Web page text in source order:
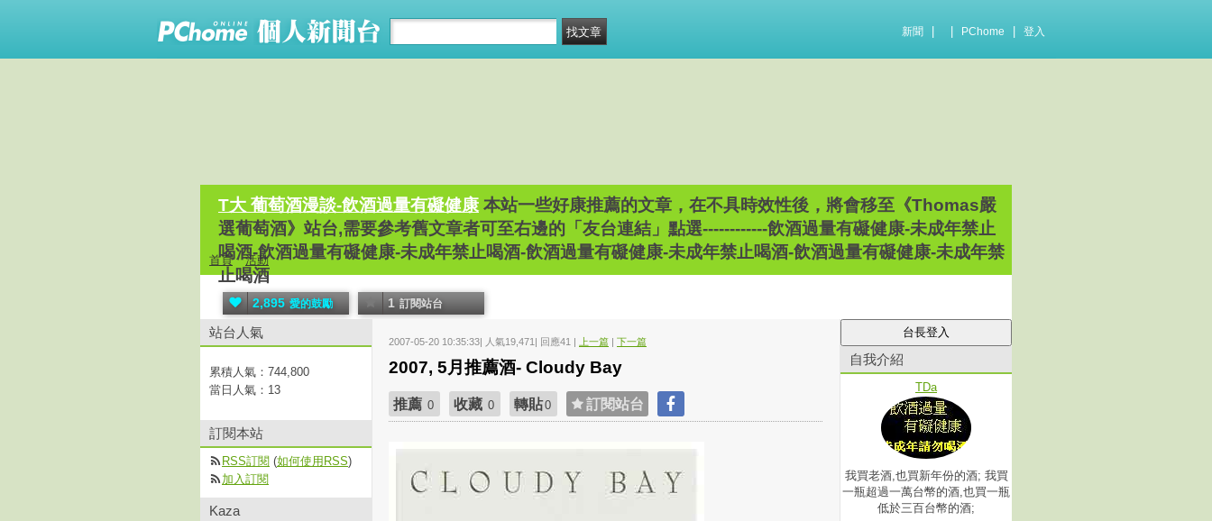
新聞 PChome 登入
T大 葡萄酒漫談-飲酒過量有礙健康 本站一些好康推薦的文章，在不具時效性後，將會移至《Thomas嚴
選葡萄酒》站台,需要參考舊文章者可至右邊的「友台連結」點選------------飲酒過量有礙健康-未成年禁止
喝酒-飲酒過量有礙健康-未成年禁止喝酒-飲酒過量有礙健康-未成年禁止喝酒-飲酒過量有礙健康-未成年禁
止喝酒
2,895 愛的鼓勵 1 訂閱站台
首頁 活動
2007-05-20 10:35:33| 人氣19,471| 回應41 | 上一篇 | 下一篇
2007, 5月推薦酒- Cloudy Bay
推薦 0 收藏 0 轉貼0 訂閱站台
自我介紹
TDa
我買老酒,也買新年份的酒; 我買
一瓶超過一萬台幣的酒,也買一瓶
低於三百台幣的酒;
站台人氣
累積人氣： 744,800
當日人氣： 13
訂閱本站
RSS訂閱 (如何使用RSS)
加入訂閱
Kaza